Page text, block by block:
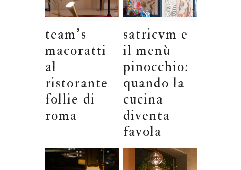
team’s
macoratti
al
ristorante
follie di
roma
satricvm e
il menù
pinocchio:
quando la
cucina
diventa
favola